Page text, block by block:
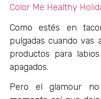
Color Me Healthy
Como estés en
pulgadas cuando vas
productos para
apagados.
Pero el glamour